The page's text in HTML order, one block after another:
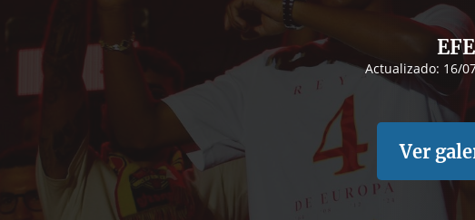
EFE
Actualizado: 16/
Ver